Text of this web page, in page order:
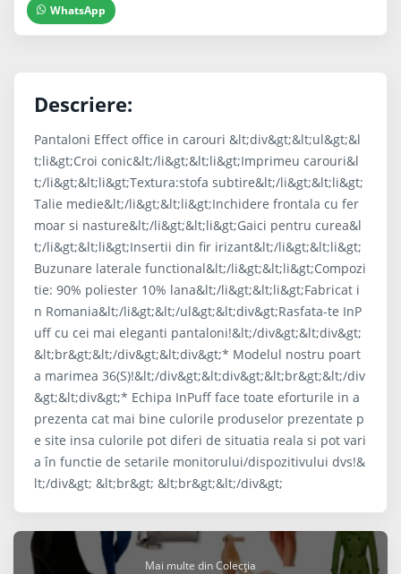
WhatsApp
Descriere:
Pantaloni Effect office in carouri &lt;div&gt;&lt;ul&gt;&l
t;li&gt;Croi conic&lt;/li&gt;&lt;li&gt;Imprimeu carouri&l
t;/li&gt;&lt;li&gt;Textura:stofa subtire&lt;/li&gt;&lt;li&gt;
Talie medie&lt;/li&gt;&lt;li&gt;Inchidere frontala cu fer
moar si nasture&lt;/li&gt;&lt;li&gt;Gaici pentru curea&l
t;/li&gt;&lt;li&gt;Insertii din fir irizant&lt;/li&gt;&lt;li&gt;
Buzunare laterale functional&lt;/li&gt;&lt;li&gt;Compozi
tie: 90% poliester 10% lana&lt;/li&gt;&lt;li&gt;Fabricat i
n Romania&lt;/li&gt;&lt;/ul&gt;&lt;div&gt;Rasfata-te InP
uff cu cei mai eleganti pantaloni!&lt;/div&gt;&lt;div&gt;
&lt;br&gt;&lt;/div&gt;&lt;div&gt;* Modelul nostru poart
a marimea 36(S)!&lt;/div&gt;&lt;div&gt;&lt;br&gt;&lt;/div
&gt;&lt;div&gt;* Echipa InPuff face toate eforturile in a
prezenta cat mai bine culorile produselor prezentate p
e site insa culorile pot diferi de situatia reala si pot vari
a în functie de setarile monitorului/dispozitivului dvs!&
lt;/div&gt; &lt;br&gt; &lt;br&gt;&lt;/div&gt;
Mai multe din Colecția